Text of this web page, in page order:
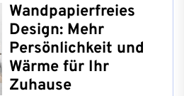
Wandpapierfreies
Design: Mehr
Persönlichkeit und
Wärme für Ihr
Zuhause